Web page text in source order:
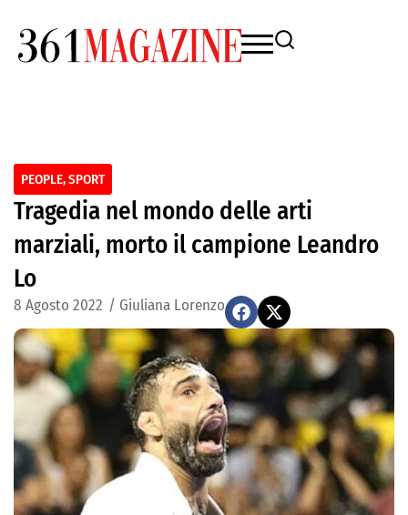
PEOPLE,SPORT
Tragedia nel mondo delle arti
marziali, morto il campione Leandro
Lo
8 Agosto 2022 / Giuliana Lorenzo